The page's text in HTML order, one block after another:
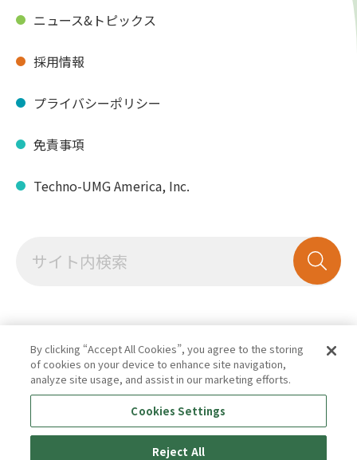
ニュース&トピックス
採用情報
プライバシーポリシー
免責事項
Techno-UMG America, Inc.
By clicking “Accept All Cookies”, you agree to the storing
of cookies on your device to enhance site navigation,
analyze site usage, and assist in our marketing efforts.
Cookies Settings
Reject All